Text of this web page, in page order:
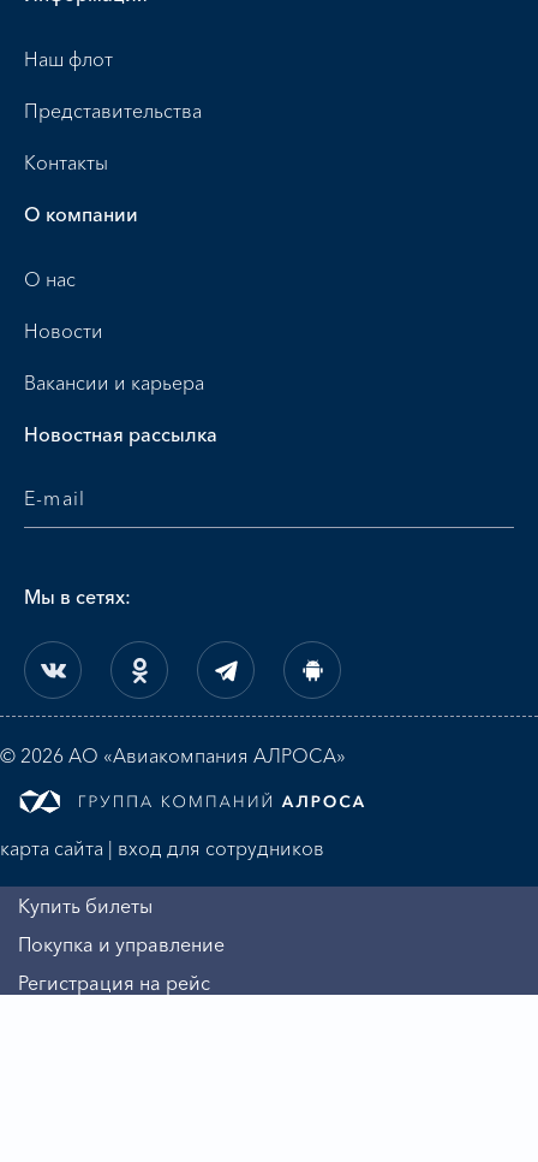
Наш флот
Представительства
Контакты
О компании
О нас
Новости
Вакансии и карьера
Новостная рассылка
Мы в сетях:
© 2026 АО «Авиакомпания АЛРОСА»
карта сайта | вход для сотрудников
Купить билеты
Покупка и управление
Регистрация на рейс